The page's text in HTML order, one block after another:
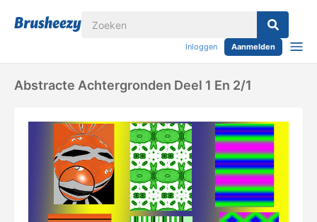
Inloggen Aanmelden
Abstracte Achtergronden Deel 1 En 2/1